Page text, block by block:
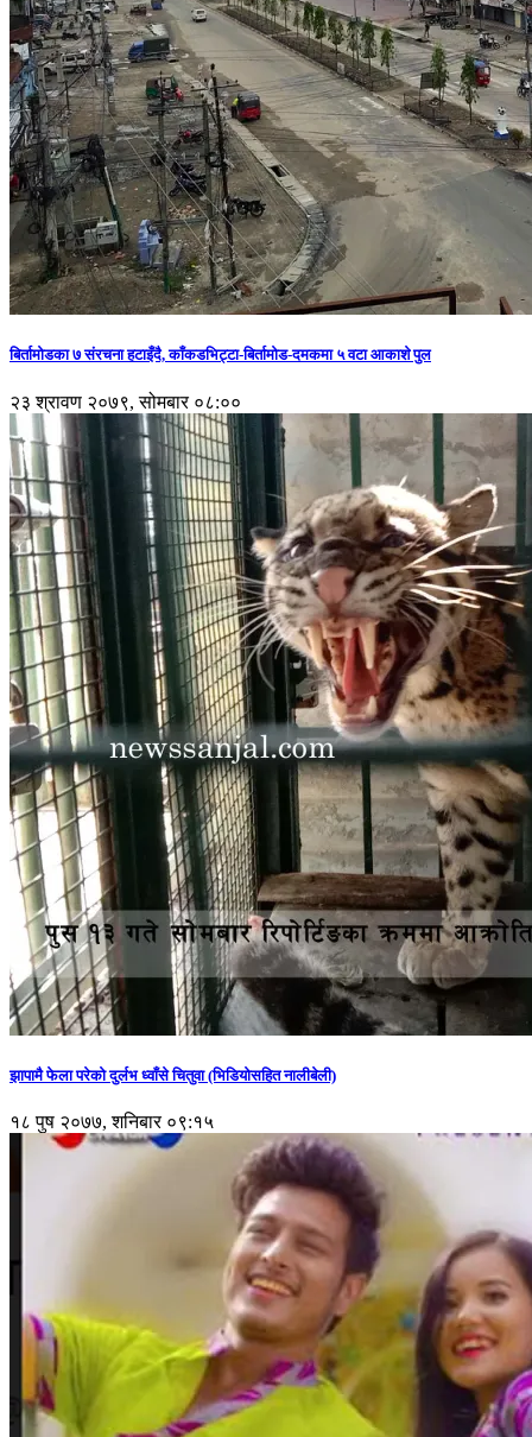
बिर्तामोडका ७ संरचना हटाइँदै, काँकडभिट्टा-बिर्तामोड-दमकमा ५ वटा आकाशे पुल
२३ श्रावण २०७९, सोमबार ०८:००
झापामै फेला परेको दुर्लभ ध्वाँसे चितुवा (भिडियोसहित नालीबेली)
१८ पुष २०७७, शनिबार ०९:१५